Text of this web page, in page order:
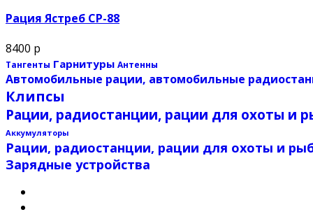
Рация Ястреб СР-88
8400 р
Тангенты Гарнитуры Антенны
Автомобильные рации, автомобильные
Клипсы
Рации, радиостанции, рации для охоты и
Аккумуляторы
Рации, радиостанции, рации для охоты и
Зарядные устройства